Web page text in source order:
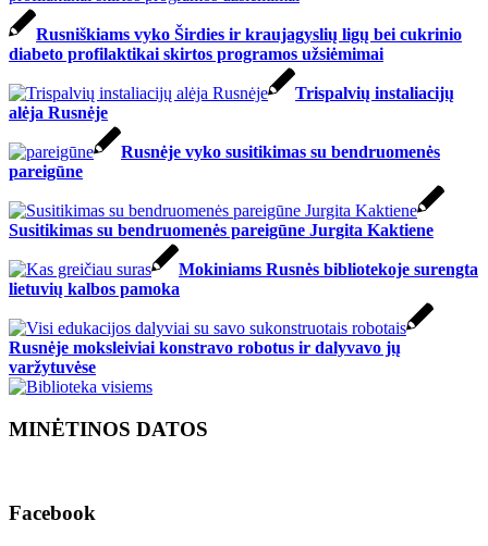
Rusniškiams vyko Širdies ir kraujagyslių ligų bei cukrinio
diabeto profilaktikai skirtos programos užsiėmimai
Trispalvių instaliacijų
alėja Rusnėje
Rusnėje vyko susitikimas su bendruomenės
pareigūne
Susitikimas su bendruomenės pareigūne Jurgita Kaktiene
Mokiniams Rusnės bibliotekoje surengta
lietuvių kalbos pamoka
Rusnėje moksleiviai konstravo robotus ir dalyvavo jų
varžytuvėse
MINĖTINOS DATOS
Facebook